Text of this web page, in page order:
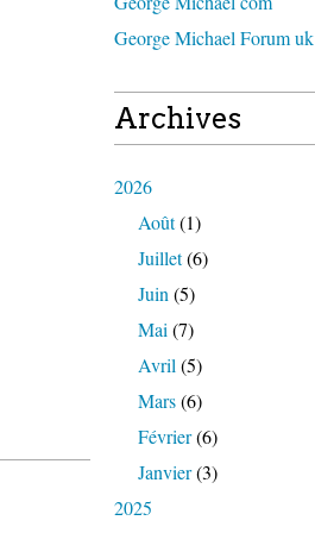
George Michael Forum uk
Archives
2026
Août(1)
Juillet(6)
Juin (5)
Mai (7)
Avril (5)
Mars(6)
Février(6)
Janvier(3)
2025